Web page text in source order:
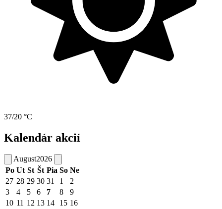
37/20 °C
Kalendár akcií
August2026
Po Ut St Št Pia So Ne
27 28 29 30 31 1
2
3
4 5 6 7 8
9
10 11 12 13 14 15 16